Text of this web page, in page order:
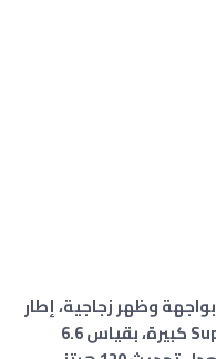
يأتي هاتف سامسونج Galaxy M35 بواجهة وظهر زجاجية، إطار
من البلاستيك. بشاشة Super AMOLED كبيرة، بقياس 6.6